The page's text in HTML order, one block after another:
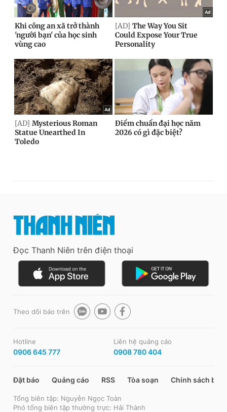
Đọc Thanh Niên trên điện thoại
Theo dõi báo trên
Hotline
0906 645 777
Liên hệ quảng cáo
0908 780 404
Đặt báo Quảng cáo RSS Tòa soạn Chính sách bảo
Tổng biên tập: Nguyễn Ngọc Toàn
Phó tổng biên tập thường trực: Hải Thành